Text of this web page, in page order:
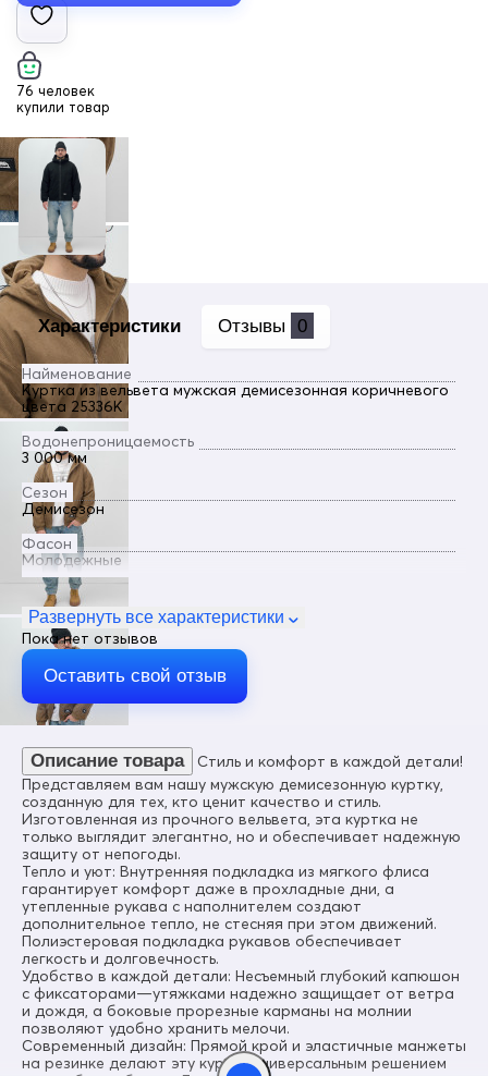
76 человек
купили товар
Характеристики Отзывы 0
Найменование
Куртка из вельвета мужская демисезонная коричневого
цвета 25336K
Водонепроницаемость
3 000 мм
Сезон
Демисезон
Фасон
Молодежные
Пол
Мужской
Цвет
Коричневый
Материал
Вельвет, Хлопок, Полиэстер, Текстиль
Состав
100% Полиэстер
Материал подкладки
флис/полиэстер
Материал подкладки капюшона
флис/полиэстер
Материал наполнителя
Синтепон
Плотность утеплителя (г/кв.м)
70
Диапазон температуры С°
от +12° до - 3°
Утеплитель гр
от 50 до 120
Развернуть все характеристики
Пока нет отзывов
Оставить свой отзыв
Описание товара
Стиль и комфорт в каждой детали!
Представляем вам нашу мужскую демисезонную куртку,
созданную для тех, кто ценит качество и стиль.
Изготовленная из прочного вельвета, эта куртка не
только выглядит элегантно, но и обеспечивает надежную
защиту от непогоды.
Тепло и уют: Внутренняя подкладка из мягкого флиса
гарантирует комфорт даже в прохладные дни, а
утепленные рукава с наполнителем создают
дополнительное тепло, не стесняя при этом движений.
Полиэстеровая подкладка рукавов обеспечивает
легкость и долговечность.
Удобство в каждой детали: Несъемный глубокий капюшон
с фиксаторами—утяжками надежно защищает от ветра
и дождя, а боковые прорезные карманы на молнии
позволяют удобно хранить мелочи.
Современный дизайн: Прямой крой и эластичные манжеты
на резинке делают эту куртку универсальным решением